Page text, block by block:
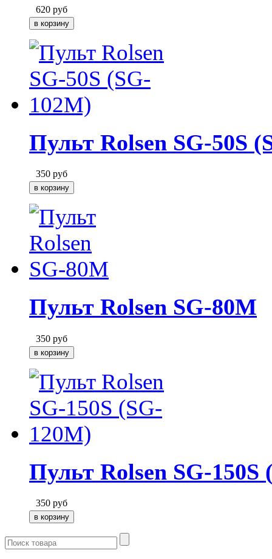
620 руб
Пульт Rolsen SG-50S
350 руб
Пульт Rolsen SG-80M
350 руб
Пульт Rolsen SG-150S
350 руб